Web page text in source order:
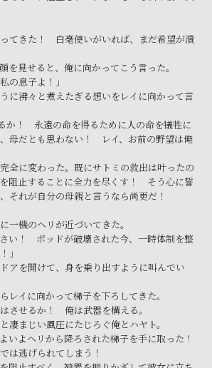
ってきた！ 白毫使いがいれば、まだ希望が潰
を見せると、俺に向かってこう言った。
の息子よ！」
に沸々と煮えたぎる想いをレイに向かって言
！ 永遠の命を得るために人の命を犠牲に
母だとも思わない！ レイ、お前の野望は俺
全に変わった。既にサトミの救出は叶ったの
阻止することに全力を尽くす！ そう心に誓
それが自分の母親と言うなら尚更だ！
一機のヘリが近づいてきた。
い！ ポッドが破壊された今、一時体制を整
」
アを開けて、身を乗り出すように叫んでい
レイに向かって梯子を下ろしてきた。
せるか！ 俺は武器を構える。
凄まじい風圧にたじろぐ俺とハヤト。
いよヘリから降ろされた梯子を手に取った！
逃げられてしまう！